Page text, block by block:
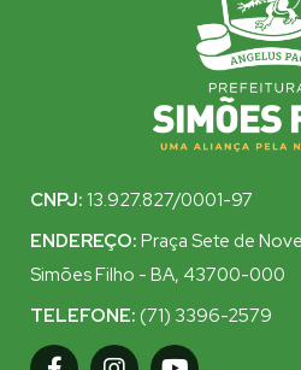
CNPJ: 13.927.827/0001-97
ENDEREÇO: Praça Sete de
Simões Filho - BA, 43700-000
TELEFONE: (71) 3396-2579